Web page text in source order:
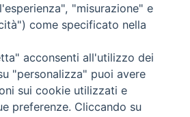
al Venerdì Ore: 9:00 - 13:00
e Venerdì, Ore 9:30 - 12:30
"misurazione" e
come specificato nella
acconsenti all'utilizzo dei
"personalizza" puoi avere
sui cookie utilizzati e
preferenze. Cliccando su